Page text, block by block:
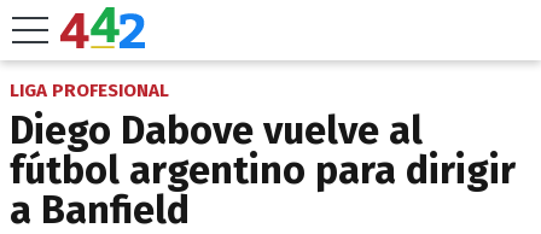
LIGA PROFESIONAL
Diego Dabove vuelve al
fútbol argentino para dirigir
a Banfield